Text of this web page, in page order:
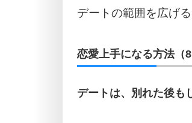
デートの範囲を広げ
恋愛上手になる方法（8
デートは、別れた後も